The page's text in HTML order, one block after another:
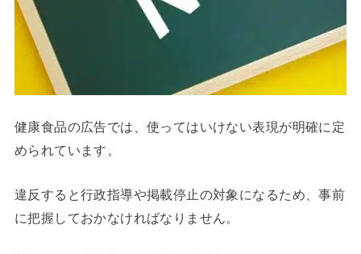
健康食品の広告では、使ってはいけない表現が明確に定
められています。
違反すると行政指導や掲載停止の対象になるため、事前
に把握しておかなければなりません。